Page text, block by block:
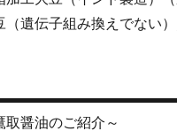
（遺伝子組み換えでない
取醤油のご紹介～